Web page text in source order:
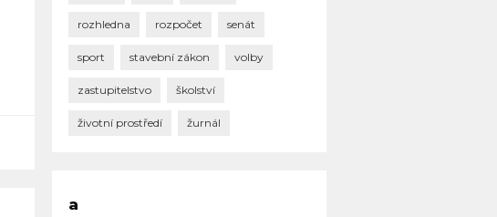
rozhledna rozpočet senát
sport stavební zákon volby
zastupitelstvo školství
životní prostředí žurnál
a